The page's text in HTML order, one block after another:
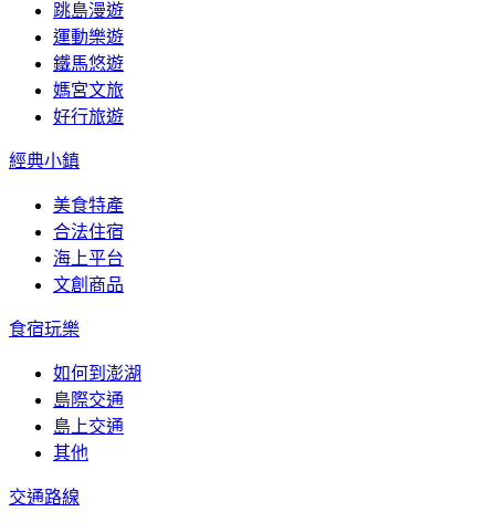
跳島漫遊
運動樂遊
鐵馬悠遊
媽宮文旅
好行旅遊
經典小鎮
美食特產
合法住宿
海上平台
文創商品
食宿玩樂
如何到澎湖
島際交通
島上交通
其他
交通路線